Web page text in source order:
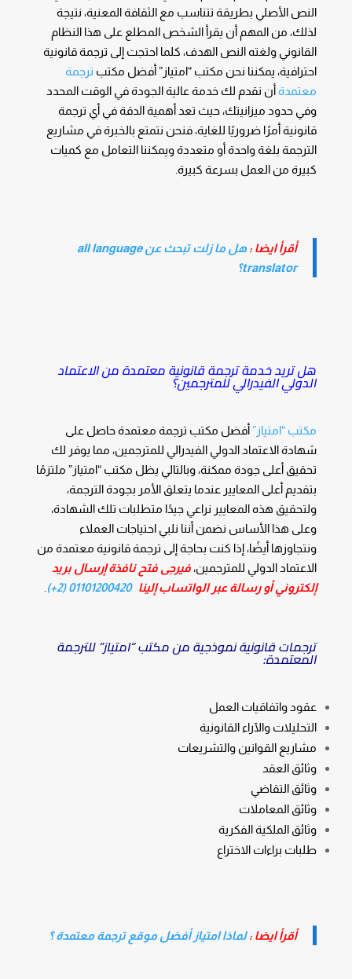
النص الأصلي بطريقة تتناسب مع الثقافة المعنية، نتيجة
لذلك، من المهم أن يقرأ الشخص المطلع على هذا النظام
القانوني ولغته النص الهدف، كلما احتجت إلى ترجمة قانونية
احترافية، يمكننا نحن مكتب “امتياز” أفضل مكتب ترجمة
معتمدةأن نقدم لك خدمة عالية الجودة في الوقت المحدد
وفي حدود ميزانيتك، حيث تعد أهمية الدقة في أي ترجمة
قانونية أمرًا ضروريًا للغاية، فنحن نتمتع بالخبرة في مشاريع
الترجمة بلغة واحدة أو متعددة ويمكننا التعامل مع كميات
كبيرة من العمل بسرعة كبيرة.
أقرأ ايضا :
هل ما زلت تبحث عن all language
translator؟
هل تريد خدمة ترجمة قانونية معتمدة من الاعتماد
الدولي الفيدرالي للمترجمين؟
مكتب “امتياز” أفضل مكتب ترجمة معتمدة حاصل على
شهادة الاعتماد الدولي الفيدرالي للمترجمين، مما يوفر لك
تحقيق أعلى جودة ممكنة، وبالتالي يظل مكتب “امتياز” ملتزمًا
بتقديم أعلى المعايير عندما يتعلق الأمر بجودة الترجمة،
ولتحقيق هذه المعايير نراعي جيدًا متطلبات تلك الشهادة،
وعلى هذا الأساس نضمن أننا نلبي احتياجات العملاء
ونتجاوزها أيضًا، إذا كنت بحاجة إلى ترجمة قانونية معتمدة من
الاعتماد الدولي للمترجمين،فيرجى فتح نافذة إرسال بريد
إلكتروني أو رسالة عبر الواتساب إلينا 01101200420 (2+)
ترجمات قانونية نموذجية من مكتب “امتياز” للترجمة
المعتمدة:
عقود واتفاقيات العمل
التحليلات والآراء القانونية
مشاريع القوانين والتشريعات
وثائق العقد
وثائق التقاضي
وثائق المعاملات
وثائق الملكية الفكرية
طلبات براءات الاختراع
أقرأ ايضا :لماذا امتياز أفضل موقع ترجمة معتمدة ؟